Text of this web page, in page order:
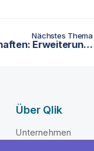
Nächstes Thema
Dokumenteigenschaften: Erweiterungen
Über Qlik
Unternehmen